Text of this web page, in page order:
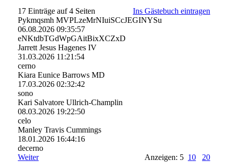
17 Einträge auf 4 Seiten
Ins Gästebuch eintragen
Pykmqsmh MVPLzeMrNIuiSCcJEGINYSu
06.08.2026 09:35:57
eNKtdbTGdWpGAitBixXCZxD
Jarrett Jesus Hagenes IV
31.03.2026 11:21:54
cerno
Kiara Eunice Barrows MD
17.03.2026 02:32:42
sono
Kari Salvatore Ullrich-Champlin
08.03.2026 19:22:50
celo
Manley Travis Cummings
18.01.2026 16:44:16
decerno
Weiter
Anzeigen: 5 10 20